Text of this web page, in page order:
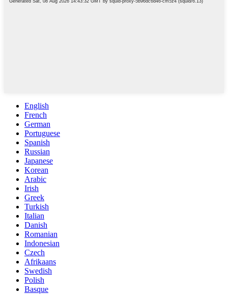
English
French
German
Portuguese
Spanish
Russian
Japanese
Korean
Arabic
Irish
Greek
Turkish
Italian
Danish
Romanian
Indonesian
Czech
Afrikaans
Swedish
Polish
Basque